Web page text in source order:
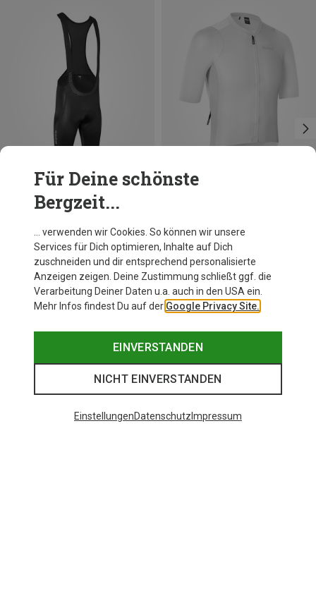
Du sparst 16%
Für Deine schönste
Bergzeit...
… verwenden wir Cookies. So können wir unsere
Services für Dich optimieren, Inhalte auf Dich
zuschneiden und dir entsprechend personalisierte
Anzeigen zeigen. Deine Zustimmung schließt ggf. die
Verarbeitung Deiner Daten u.a. auch in den USA ein.
Mehr Infos findest Du auf der Google Privacy Site.
EINVERSTANDEN
NICHT EINVERSTANDEN
EinstellungenDatenschutz Impressum